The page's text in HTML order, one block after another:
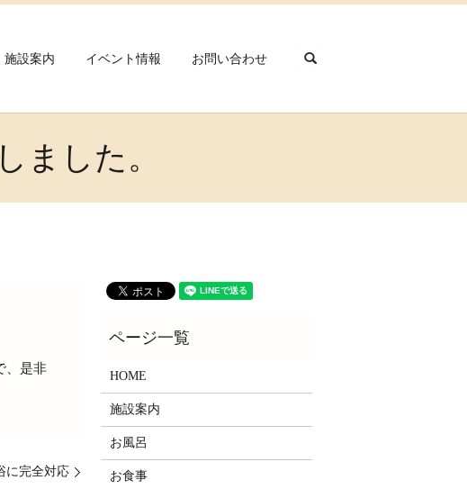
施設案内 イベント情報 お問い合わせ
ました。
、是非
に完全対応
HOME
施設案内
お風呂
お食事